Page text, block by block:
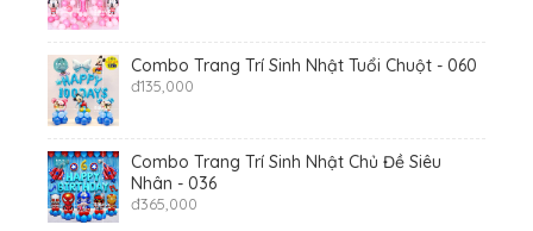
Combo Trang Trí Sinh Nhật Tuổi Chuột - 060
đ135,000
Combo Trang Trí Sinh Nhật Chủ Đề Siêu
Nhân - 036
đ365,000